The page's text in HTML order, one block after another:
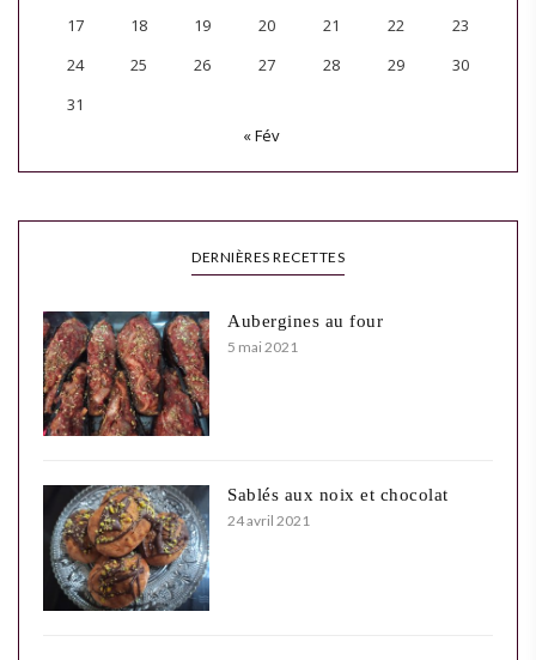
17
18 19 20 21 22
23
24
25 26 27 28 29
30
31
« Fév
DERNIÈRES RECETTES
Aubergines au four
5 mai 2021
Sablés aux noix et chocolat
24 avril 2021